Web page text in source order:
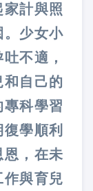
計與照
。少女小
不適，
和自己的
科學習
學順利
，在未
作與育兒